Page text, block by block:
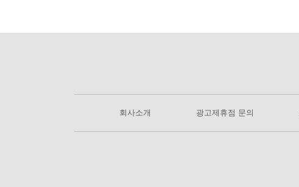
회사소개 광고제휴점 문의